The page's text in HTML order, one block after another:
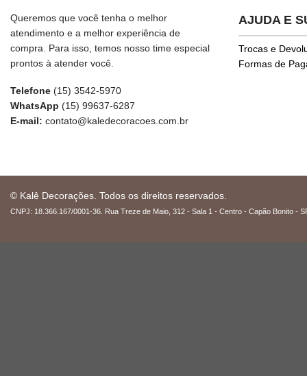
Queremos que você tenha o melhor
atendimento e a melhor experiência de
compra. Para isso, temos nosso time especial
prontos à atender você.
Telefone (15) 3542-5970
WhatsApp (15) 99637-6287
E-mail: contato@kaledecoracoes.com.br
AJUDA E
Trocas e
Formas de
© Kalê Decorações. Todos os direitos reservados.
CNPJ: 18.366.167/0001-36. Rua Treze de Maio, 312 - Sala 1 - Centro - Capão Bonito -